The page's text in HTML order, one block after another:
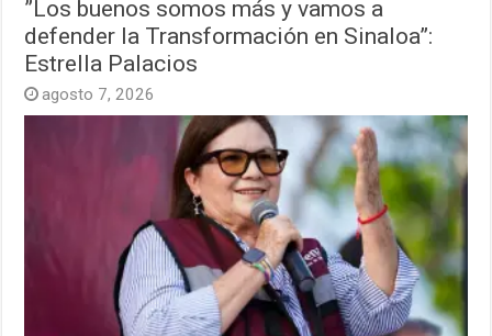
”Los buenos somos más y vamos a
defender la Transformación en Sinaloa”:
Estrella Palacios
agosto 7, 2026